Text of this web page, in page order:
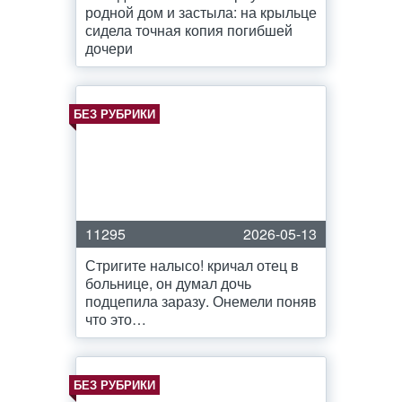
родной дом и застыла: на крыльце
сидела точная копия погибшей
дочери
БЕЗ РУБРИКИ
11295
2026-05-13
Стригите налысо! кричал отец в
больнице, он думал дочь
подцепила заразу. Онемели поняв
что это…
БЕЗ РУБРИКИ